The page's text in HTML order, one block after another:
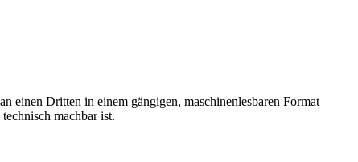
einen Dritten in einem gängigen, maschinenlesbaren Format
machbar ist.